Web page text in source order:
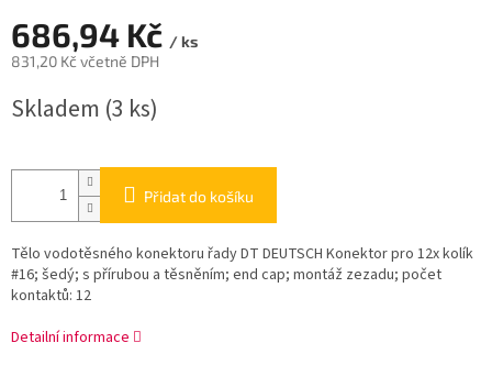
686,94 Kč / ks
831,20 Kč včetně DPH
cena:
Skladem (3 ks)
Přidat do košíku
Tělo vodotěsného konektoru řady DT DEUTSCH Konektor pro 12x kolík
#16; šedý; s přírubou a těsněním; end cap; montáž zezadu; počet
kontaktů: 12
Detailní informace